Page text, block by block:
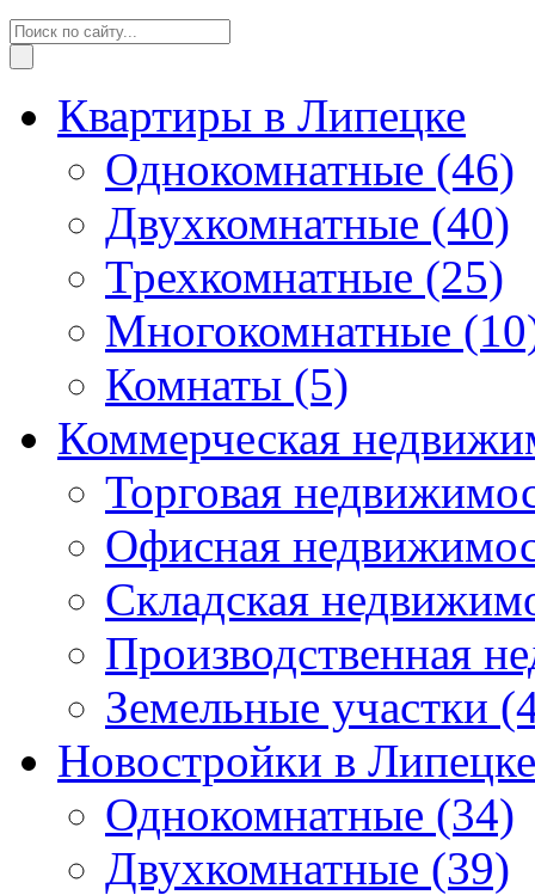
Квартиры в Липецке
Однокомнатные (46)
Двухкомнатные (40)
Трехкомнатные (25)
Многокомнатные
Комнаты (5)
Коммерческая
Торговая
Офисная
Складская
Производственная
Земельные участки
Новостройки в Липецке
Однокомнатные (34)
Двухкомнатные (39)